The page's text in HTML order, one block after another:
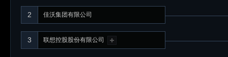
2 佳沃集团有限公司
3 联想控股股份有限公司